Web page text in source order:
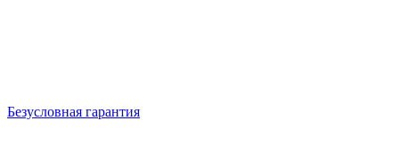
Безусловная гарантия